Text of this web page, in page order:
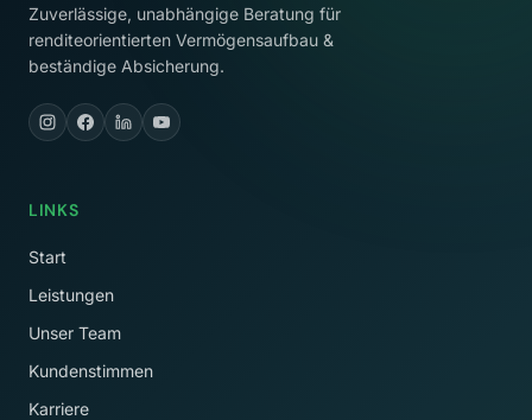
Zuverlässige, unabhängige Beratung für
renditeorientierten Vermögensaufbau &
beständige Absicherung.
LINKS
Start
Leistungen
Unser Team
Kundenstimmen
Karriere